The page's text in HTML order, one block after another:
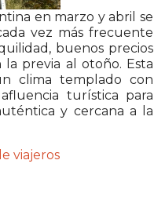
en marzo y abril se
vez más frecuente
buenos precios
la previa al otoño. Esta
clima templado con
turística para
y cercana a la
viajeros